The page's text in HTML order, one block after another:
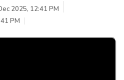
2025, 12:41 PM
PM